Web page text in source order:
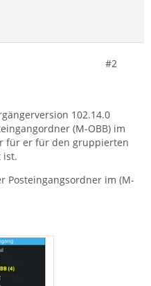
#2
102.14.0
(M-OBB) im
für er für den gruppierten
ist.
Posteingangsordner im (M-